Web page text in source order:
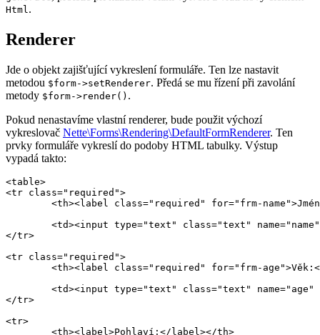
Html .
Renderer
Jde o objekt zajišťující vykreslení formuláře. Ten lze nastavit
metodou $form->setRenderer. Předá se mu řízení při zavolání
metody $form->render() .
Pokud nenastavíme vlastní renderer, bude použit výchozí
vykreslovač Nette\Forms\Rendering\DefaultFormRenderer. Ten
prvky formuláře vykreslí do podoby HTML tabulky. Výstup
vypadá takto:
<table>
<tr class="required">
</tr>
<tr class="required">
</tr>
<tr>